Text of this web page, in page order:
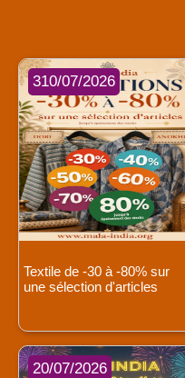
310/07/2026
Textile de -30 à -80% sur
une sélection d'articles
20/07/2026